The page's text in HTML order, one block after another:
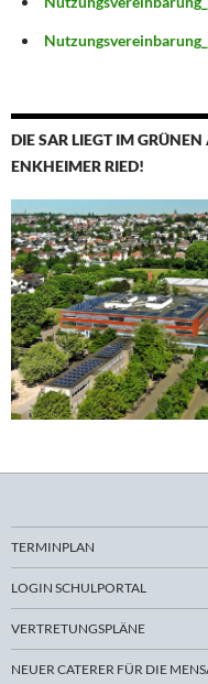
DIE SAR LIEGT IM
ENKHEIMER RIED!
TERMINPLAN
LOGIN SCHULPORTAL
VERTRETUNGSPLÄNE
NEUER CATERER FÜR DIE